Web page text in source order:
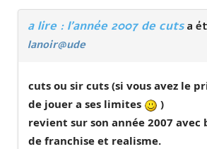
a lire : l'année 2007 de cutsa
lanoir@ude
cuts ou sir cuts (si vous avez le
de jouer a ses limites
)
revient sur son année 2007 avec
de franchise et realisme.